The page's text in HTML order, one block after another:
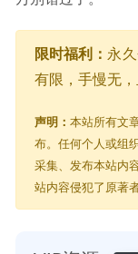
限时福利： 永
有限，手慢无
声明： 本站所有文
布。任何个人或组
采集、发布本站内
站内容侵犯了原著